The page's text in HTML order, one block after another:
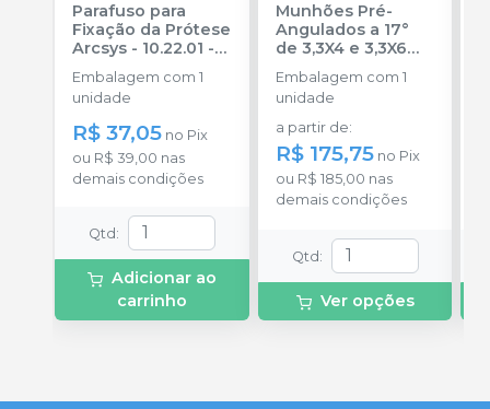
Parafuso para
Fixação da Prótese
Arcsys - 10.22.01 -
FGM IMPLANTES
Embalagem com 1
unidade
R$ 37,05 no Pix
ou R$ 39,00 nas
demais condições
Qtd :
Adicionar ao
carrinho
Munhões Pré-
Angulados a 17°
de 3,3X4 e 3,3X6
mm Aikkon CA
FGM IMPLANTES
Embalagem com 1
unidade
a partir de:
R$ 175,75 no Pix
ou R$ 185,00 nas
demais condições
Qtd :
Ver opções